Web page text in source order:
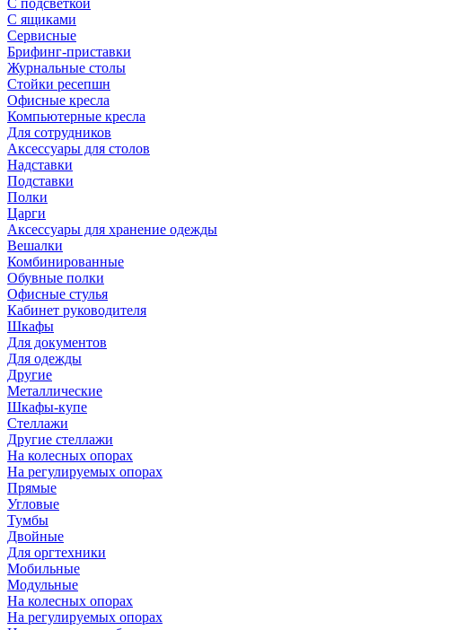
С подсветкой
С ящиками
Сервисные
Брифинг-приставки
Журнальные столы
Стойки ресепшн
Офисные кресла
Компьютерные кресла
Для сотрудников
Аксессуары для столов
Надставки
Подставки
Полки
Царги
Аксессуары для хранение одежды
Вешалки
Комбинированные
Обувные полки
Офисные стулья
Кабинет руководителя
Шкафы
Для документов
Для одежды
Другие
Металлические
Шкафы-купе
Стеллажи
Другие стеллажи
На колесных опорах
На регулируемых опорах
Прямые
Угловые
Тумбы
Двойные
Для оргтехники
Мобильные
Модульные
На колесных опорах
На регулируемых опорах